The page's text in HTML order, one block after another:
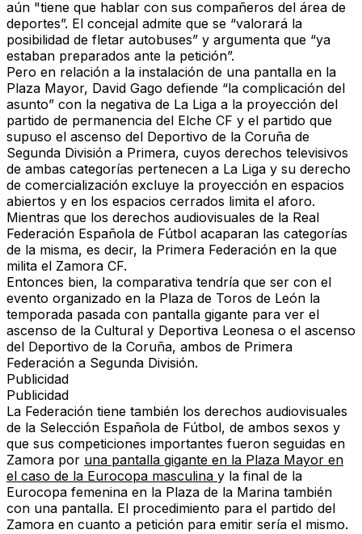
aún "tiene que hablar con sus compañeros del área de
deportes”. El concejal admite que se “valorará la
posibilidad de fletar autobuses” y argumenta que “ya
estaban preparados ante la petición”.
Pero en relación a la instalación de una pantalla en la
Plaza Mayor, David Gago defiende “la complicación del
asunto” con la negativa de La Liga a la proyección del
partido de permanencia del Elche CF y el partido que
supuso el ascenso del Deportivo de la Coruña de
Segunda División a Primera, cuyos derechos televisivos
de ambas categorías pertenecen a La Liga y su derecho
de comercialización excluye la proyección en espacios
abiertos y en los espacios cerrados limita el aforo.
Mientras que los derechos audiovisuales de la Real
Federación Española de Fútbol acaparan las categorías
de la misma, es decir, la Primera Federación en la que
milita el Zamora CF.
Entonces bien, la comparativa tendría que ser con el
evento organizado en la Plaza de Toros de León la
temporada pasada con pantalla gigante para ver el
ascenso de la Cultural y Deportiva Leonesa o el ascenso
del Deportivo de la Coruña, ambos de Primera
Federación a Segunda División.
Publicidad
Publicidad
La Federación tiene también los derechos audiovisuales
de la Selección Española de Fútbol, de ambos sexos y
que sus competiciones importantes fueron seguidas en
Zamora por una pantalla gigante en la Plaza Mayor en
el caso de la Eurocopa masculina y la final de la
Eurocopa femenina en la Plaza de la Marina también
con una pantalla. El procedimiento para el partido del
Zamora en cuanto a petición para emitir sería el mismo.